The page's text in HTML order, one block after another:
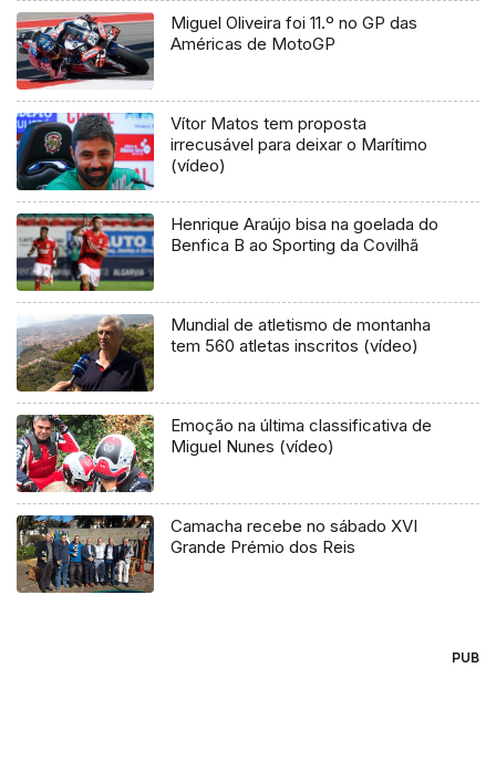
Miguel Oliveira foi 11.º no GP das
Américas de MotoGP
Vítor Matos tem proposta
irrecusável para deixar o Marítimo
(vídeo)
Henrique Araújo bisa na goelada do
Benfica B ao Sporting da Covilhã
Mundial de atletismo de montanha
tem 560 atletas inscritos (vídeo)
Emoção na última classificativa de
Miguel Nunes (vídeo)
Camacha recebe no sábado XVI
Grande Prémio dos Reis
PUB